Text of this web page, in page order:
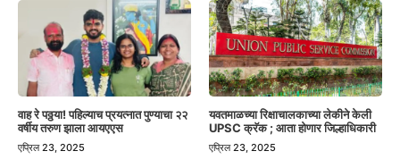
वाह रे पठ्ठया! पहिल्याच प्रयत्नात पुण्याचा २२
वर्षीय तरुण झाला आयएएस
एप्रिल 23, 2025
यवतमाळच्या रिक्षाचालकाच्या लेकीने केली
UPSC क्रॅक ; आता होणार जिल्हाधिकारी
एप्रिल 23, 2025